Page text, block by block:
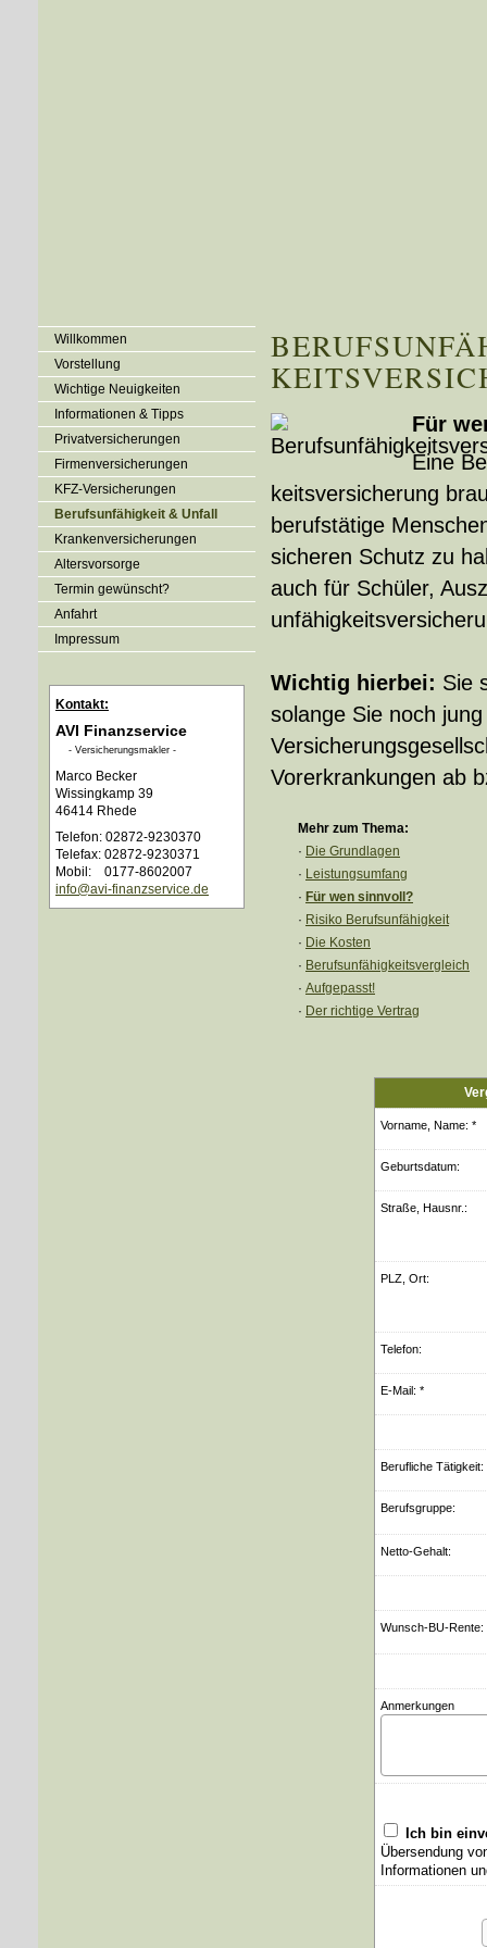
Willkommen
Vorstellung
Wichtige Neuigkeiten
Informationen & Tipps
Privatversicherungen
Firmenversicherungen
KFZ-Versicherungen
Berufsunfähigkeit & Unfall
Kranken­ver­si­che­rungen
Alters­vorsorge
Termin gewünscht?
Anfahrt
Impressum
Kontakt:
AVI Finanzservice
- Ver­sicherungs­makler -
Marco Becker
Wissingkamp 39
46414 Rhede
Telefon: 02872-9230370
Telefax: 02872-9230371
Mobil: 0177-8602007
info@avi-finanzservice.de
Für
Eine
keitsversicherung
berufstätige
sicheren Schutz zu
auch für Schüler,
Wichtig hierbei: Sie
solange Sie noch
Vorerkrankungen ab
Mehr zum Thema:
· Die Grundlagen
· Leistungsumfang
· Für wen sinnvoll?
· Risiko Berufs­unfähig­keit
· Die Kosten
· Berufs­unfähig­keitsvergleich
· Aufgepasst!
· Der richtige Vertrag
Vorname, Name: *
Geburts­datum:
Straße, Hausnr.:
PLZ, Ort:
Telefon:
E-Mail: *
Berufliche Tätigkeit:
Berufsgruppe:
Netto-Gehalt:
Wunsch-BU-Rente:
Anmerkungen
Ich bin
Übersendung
Informationen